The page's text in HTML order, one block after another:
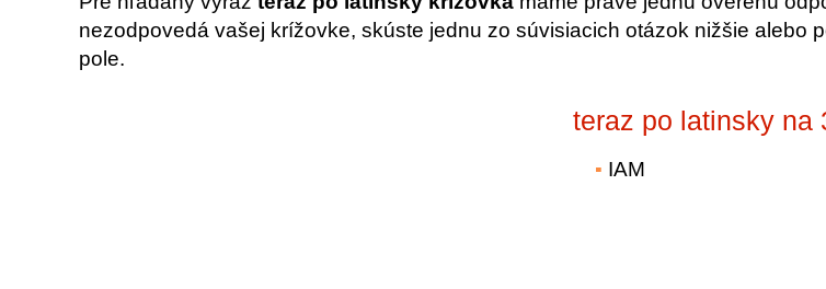
nezodpovedá vašej krížovke, skúste jednu zo súvisiacich otázok nižšie alebo
pole.
teraz po latinsky na
IAM